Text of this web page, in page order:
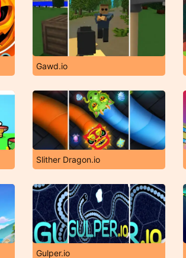
Gawd.io
Slither Dragon.io
Gulper.io